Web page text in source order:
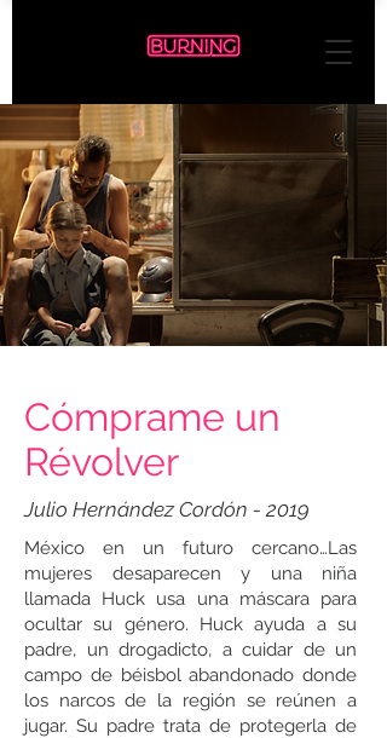
Cómprame un
Révolver
Julio Hernández Cordón - 2019
México en un futuro cercano…Las
mujeres desaparecen y una niña
llamada Huck usa una máscara para
ocultar su género. Huck ayuda a su
padre, un drogadicto, a cuidar de un
campo de béisbol abandonado donde
los narcos de la región se reúnen a
jugar. Su padre trata de protegerla de